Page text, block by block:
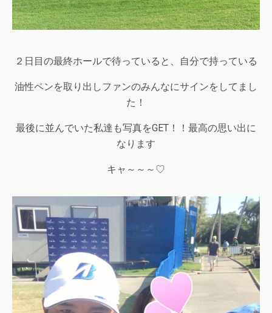
２日目の最終ホールで待っていると、自分で持っている
油性ペンを取り出しファンのみんなにサインをしてまし
た！
最後に並んでいた私達も写真をGET！！最高の思い出に
なります
キャ～～～♡